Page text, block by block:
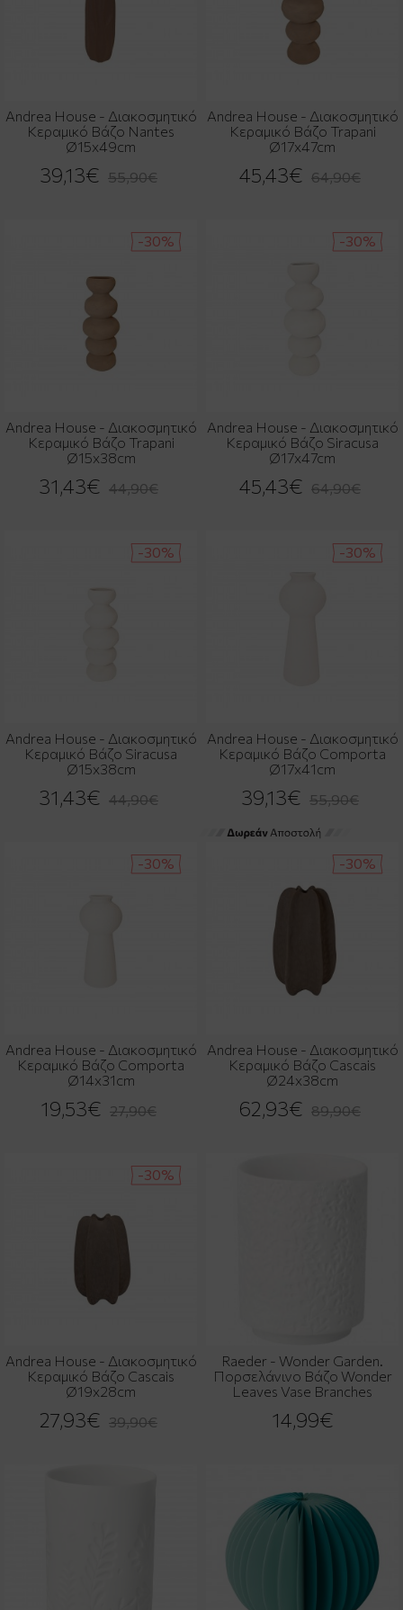
Andrea House - Διακοσμητικό
Κεραμικό Βάζο Nantes
Ø15x49cm
39,13€ 55,90€
Andrea House - Διακοσμητικό
Κεραμικό Βάζο Trapani
Ø17x47cm
45,43€ 64,90€
-30%
Andrea House - Διακοσμητικό
Κεραμικό Βάζο Trapani
Ø15x38cm
31,43€ 44,90€
-30%
Andrea House - Διακοσμητικό
Κεραμικό Βάζο Siracusa
Ø17x47cm
45,43€ 64,90€
-30%
Andrea House - Διακοσμητικό
Κεραμικό Βάζο Siracusa
Ø15x38cm
31,43€ 44,90€
-30%
Andrea House - Διακοσμητικό
Κεραμικό Βάζο Comporta
Ø17x41cm
39,13€ 55,90€
-30%
Andrea House - Διακοσμητικό
Κεραμικό Βάζο Comporta
Ø14x31cm
19,53€ 27,90€
-30%
Andrea House - Διακοσμητικό
Κεραμικό Βάζο Cascais
Ø24x38cm
62,93€ 89,90€
-30%
Andrea House - Διακοσμητικό
Κεραμικό Βάζο Cascais
Ø19x28cm
27,93€ 39,90€
Raeder - Wonder Garden.
Πορσελάνινο Βάζο Wonder
Leaves Vase Branches
14,99€